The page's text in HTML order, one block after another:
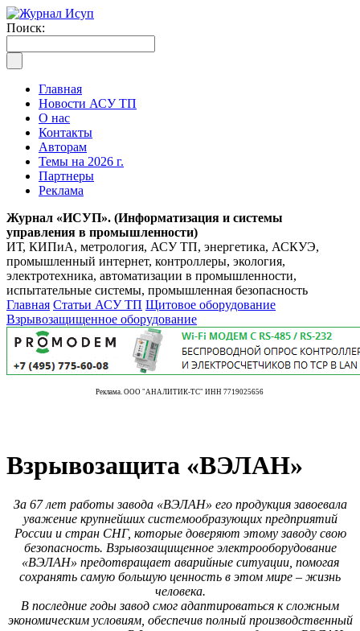
Поиск:
Главная
Новости АСУ ТП
О нас
Контакты
Авторам
Темы на 2026 г.
Партнеры
Реклама
Журнал «ИСУП». (Информатизация и системы
управления в промышленности)
ИТ, КИПиА, метрология, АСУ ТП, энергетика, АСКУЭ,
промышленный интернет, контроллеры, экология,
электротехника, автоматизации в промышленности,
испытательные системы, промышленная безопасность
Главная Статьи АСУ ТП Щитовое оборудование
Взрывозащищенное оборудование
Реклама. ООО "АНАЛИТИК-ТС" ИНН 7719025656
Взрывозащита «ВЭЛАН»
За 67 лет работы завода «ВЭЛАН» его продукция завоевала
уважение крупнейших системообразующих предприятий
России и стран СНГ, которые доверяют этому заводу свою
безопасность. Взрывозащищенное электрооборудование
«ВЭЛАН» предотвращает аварийные ситуации, помогая
сохранять самую большую ценность в этом мире – жизнь
человека.
В последние годы завод смог адаптироваться к сложным
экономическим условиям, обеспечив полный производственный